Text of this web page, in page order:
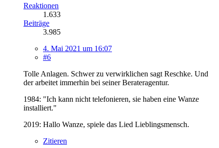
Reaktionen
1.633
Beiträge
3.985
4. Mai 2021 um 16:07
#6
Tolle Anlagen. Schwer zu verwirklichen sagt Reschke. Und
der arbeitet immerhin bei seiner Berateragentur.
1984: "Ich kann nicht telefonieren, sie haben eine Wanze
installiert."
2019: Hallo Wanze, spiele das Lied Lieblingsmensch.
Zitieren